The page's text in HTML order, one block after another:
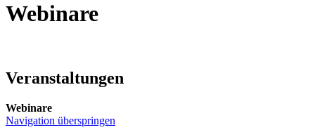
Webinare
Veranstaltungen
Webinare
Navigation überspringen